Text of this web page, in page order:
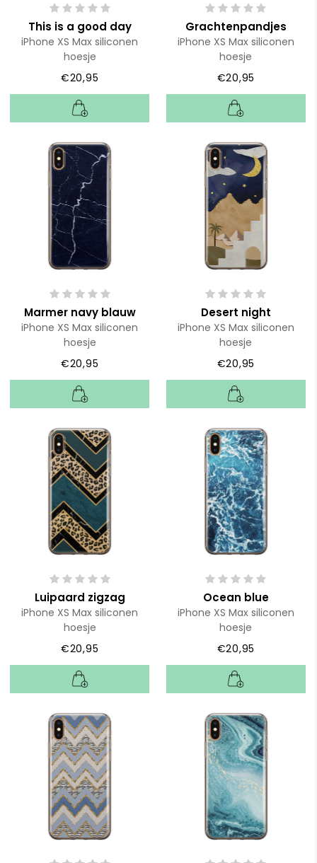
This is a good day
iPhone XS Max siliconen
hoesje
€20,95
Grachtenpandjes
iPhone XS Max siliconen
hoesje
€20,95
Marmer navy blauw
iPhone XS Max siliconen
hoesje
€20,95
Desert night
iPhone XS Max siliconen
hoesje
€20,95
Luipaard zigzag
iPhone XS Max siliconen
hoesje
€20,95
Ocean blue
iPhone XS Max siliconen
hoesje
€20,95